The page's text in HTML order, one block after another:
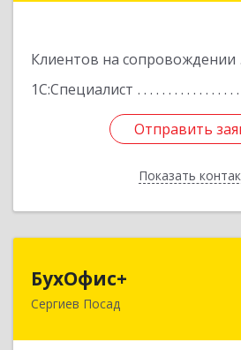
Клиентов на сопровождении
1С:Специалист
Отправить
Показать
Отправить
Назад
БухОфис+
Сергиев Посад
141304, Московская обл,